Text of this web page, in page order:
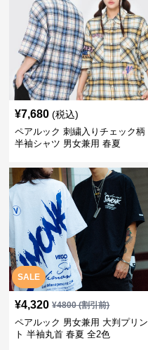
¥7,680 (税込)
ペアルック 刺繍入りチェック柄
半袖シャツ 男女兼用 春夏
SALE
¥4,320 ¥4800(割引前)
ペアルック 男女兼用 大判プリン
ト 半袖丸首 春夏 全2色